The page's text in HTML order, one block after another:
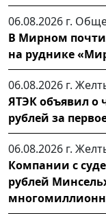
06.08.2026 г.
В Мирном
на руднике
06.08.2026 г.
ЯТЭК объявил о
рублей за
06.08.2026 г.
Компании с
рублей